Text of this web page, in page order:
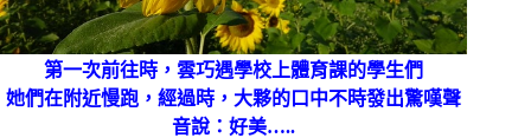
第一次前往時，雲巧遇學校上體育課的學生們
她們在附近慢跑，經過時，大夥的口中不時發出驚嘆聲
音說：好美…..